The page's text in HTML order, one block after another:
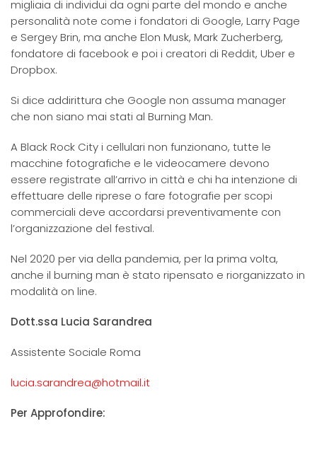
migliaia di individui da ogni parte del mondo e anche
personalità note come i fondatori di Google, Larry Page
e Sergey Brin, ma anche Elon Musk, Mark Zucherberg,
fondatore di facebook e poi i creatori di Reddit, Uber e
Dropbox.
Si dice addirittura che Google non assuma manager
che non siano mai stati al Burning Man.
A Black Rock City i cellulari non funzionano, tutte le
macchine fotografiche e le videocamere devono
essere registrate all’arrivo in città e chi ha intenzione di
effettuare delle riprese o fare fotografie per scopi
commerciali deve accordarsi preventivamente con
l’organizzazione del festival.
Nel 2020 per via della pandemia, per la prima volta,
anche il burning man è stato ripensato e riorganizzato in
modalità on line.
Dott.ssa Lucia Sarandrea
Assistente Sociale Roma
lucia.sarandrea@hotmail.it
Per Approfondire: